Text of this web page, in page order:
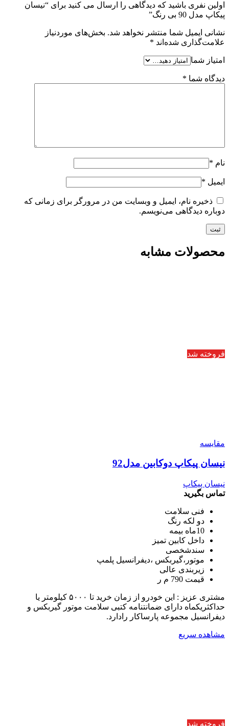
اولین نفری باشید که دیدگاهی را ارسال می کنید برای “نیسان
پیکاپ مدل 90 بی رنگ”
نشانی ایمیل شما منتشر نخواهد شد. بخش‌های موردنیاز
علامت‌گذاری شده‌اند *
امتیاز شما
دیدگاه شما *
نام *
ایمیل *
ذخیره نام، ایمیل و وبسایت من در مرورگر برای زمانی که
دوباره دیدگاهی می‌نویسم.
محصولات مشابه
فروخته شد
مقایسه
نیسان پیکاپ دوکابین مدل92
نیسان پیکاپ
تماس بگیرید
فنی سلامت
دو لکه رنگ
10ماه بیمه
داخل کابین تمیز
سندشخصی
موتور،گیربکس ،دیفرانسیل پلمپ
زیربندی عالی
قیمت 790 م ر
مشتری عزیز : این خودرو از زمان خرید تا ۵۰۰۰ کیلومتر یا
حداکثریکماه دارای ضمانتنامه کتبی سلامت موتور گیربکس و
دیفرانسیل مجموعه پارساکار رادارد.
مشاهده سریع
فروخته شد